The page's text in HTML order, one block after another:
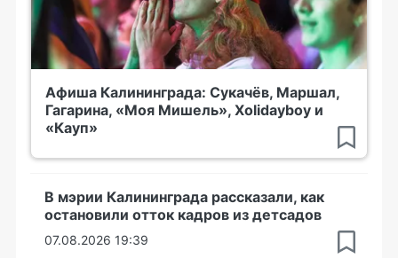
Афиша Калининграда: Сукачёв, Маршал,
Гагарина, «Моя Мишель», Xolidayboy и
«Кауп»
В мэрии Калининграда рассказали, как
остановили отток кадров из детсадов
07.08.2026 19:39